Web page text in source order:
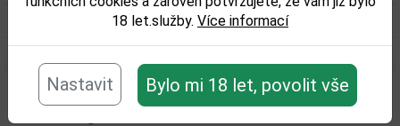
18 let.služby. Více informací
Nastavit Bylo mi 18 let, povolit vše
Související zboží